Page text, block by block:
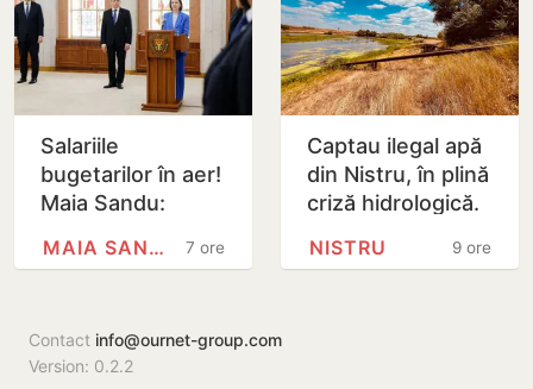
Salariile
bugetarilor în aer!
Maia Sandu:
septembrie ar
7 ore
MAIA SANDU
Captau ilegal apă
din Nistru, în plină
criză hidrologică.
Criuleni, amendați
9 ore
NISTRU
Contact info@ournet-group.com
Version: 0.2.2